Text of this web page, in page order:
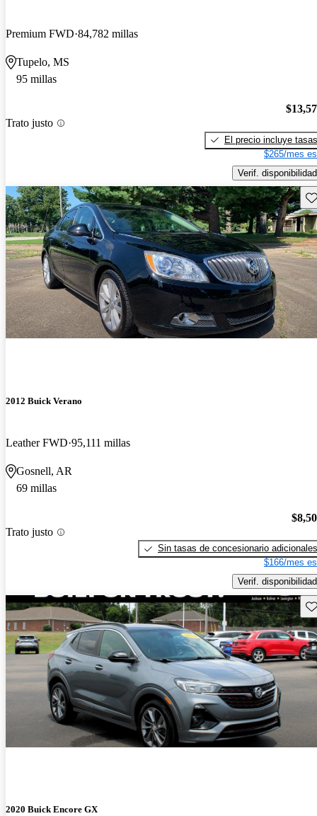
Premium FWD 84,782 millas
Tupelo, MS
95 millas
Trato justo
El precio incluye tasas
$265/mes
Verif. disponibilidad
2012 Buick Verano
Leather FWD 95,111 millas
Gosnell, AR
69 millas
Trato justo
Sin tasas de concesionario adicionales
$166/mes
Verif. disponibilidad
2020 Buick Encore GX